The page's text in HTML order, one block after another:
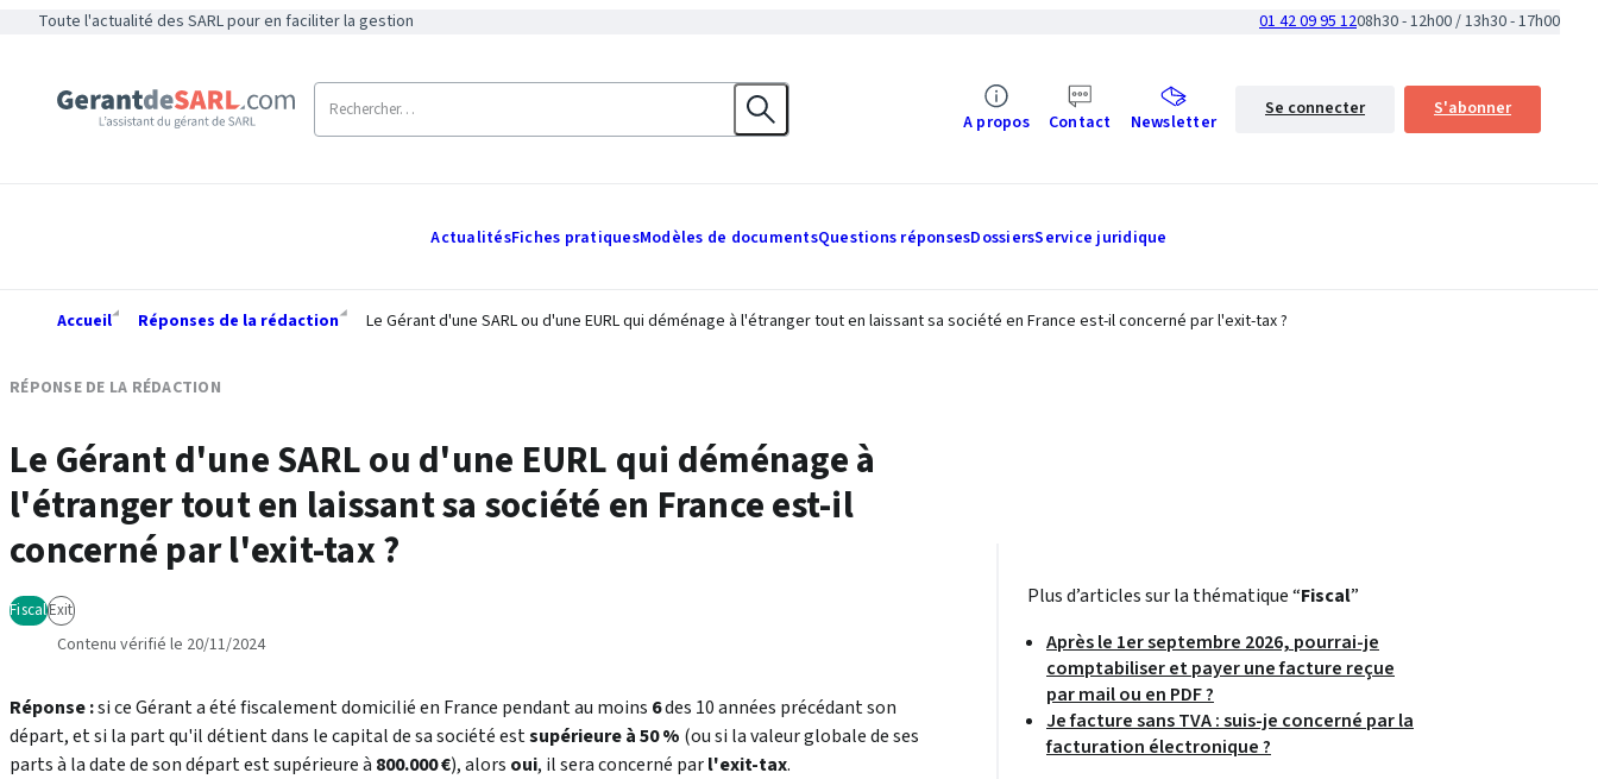
Toute l'actualité des SARL pour en faciliter la gestion 01 42 09 95 1208h30 - 12h00 / 13h30 - 17h00
A propos Contact Newsletter
Se connecter S'abonner
ActualitésFiches pratiquesModèles de documentsQuestions réponsesDossiersService juridique
Accueil Réponses de la rédaction Le Gérant d'une SARL ou d'une EURL qui déménage à l'étranger tout en laissant sa société en France est-il concerné par l'exit-tax ?
RÉPONSE DE LA RÉDACTION
Le Gérant d'une SARL ou d'une EURL qui déménage à
l'étranger tout en laissant sa société en France est-il
concerné par l'exit-tax ?
FiscalExit
Contenu vérifié le 20/11/2024
Réponse :si ce Gérant a été fiscalement domicilié en France pendant au moins 6des 10 années précédant son
départ, et si la part qu'il détient dans le capital de sa société estsupérieure à 50 % (ou si la valeur globale de ses
parts à la date de son départ est supérieure à 800.000 €), alors oui, il sera concerné parl'exit-tax.
Plus d’articles sur la thématique “Fiscal”
Après le 1er septembre 2026, pourrai-je
comptabiliser et payer une facture reçue
par mail ou en PDF ?
Je facture sans TVA : suis-je concerné par la
facturation électronique ?